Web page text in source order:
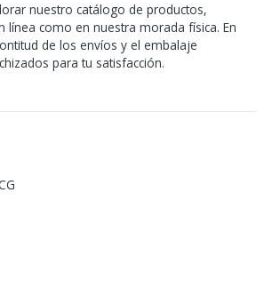
nuestro catálogo de productos,
línea como en nuestra morada física. En
de los envíos y el embalaje
para tu satisfacción.